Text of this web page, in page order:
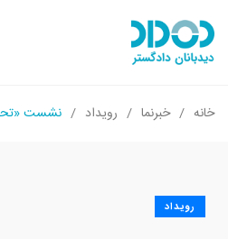
خانه خبرنما رویداد نشست
رویداد